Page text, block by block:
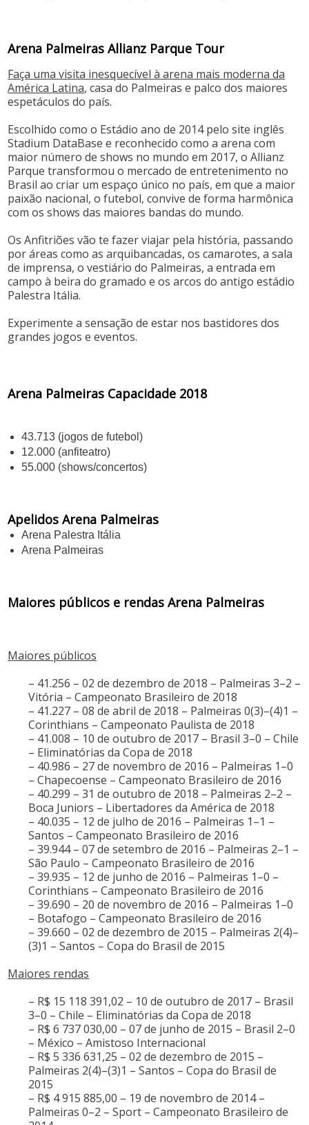
Arena Palmeiras Allianz Parque Tour
Faça uma visita inesquecível à arena mais moderna da
América Latina, casa do Palmeiras e palco dos maiores
espetáculos do país.
Escolhido como o Estádio ano de 2014 pelo site inglês
Stadium DataBase e reconhecido como a arena com
maior número de shows no mundo em 2017, o Allianz
Parque transformou o mercado de entretenimento no
Brasil ao criar um espaço único no país, em que a maior
paixão nacional, o futebol, convive de forma harmônica
com os shows das maiores bandas do mundo.
Os Anfitriões vão te fazer viajar pela história, passando
por áreas como as arquibancadas, os camarotes, a sala
de imprensa, o vestiário do Palmeiras, a entrada em
campo à beira do gramado e os arcos do antigo estádio
Palestra Itália.
Experimente a sensação de estar nos bastidores dos
grandes jogos e eventos.
Arena Palmeiras Capacidade 2018
43.713 (jogos de futebol)
12.000 (anfiteatro)
55.000 (shows/concertos)
Apelidos Arena Palmeiras
Arena Palestra Itália
Arena Palmeiras
Maiores públicos e rendas Arena Palmeiras
Maiores públicos
– 41.256 – 02 de dezembro de 2018 – Palmeiras 3–2 –
Vitória – Campeonato Brasileiro de 2018
– 41.227 – 08 de abril de 2018 – Palmeiras 0(3)–(4)1 –
Corinthians – Campeonato Paulista de 2018
– 41.008 – 10 de outubro de 2017 – Brasil 3–0 – Chile
– Eliminatórias da Copa de 2018
– 40.986 – 27 de novembro de 2016 – Palmeiras 1–0
– Chapecoense – Campeonato Brasileiro de 2016
– 40.299 – 31 de outubro de 2018 – Palmeiras 2–2 –
Boca Juniors – Libertadores da América de 2018
– 40.035 – 12 de julho de 2016 – Palmeiras 1–1 –
Santos – Campeonato Brasileiro de 2016
– 39.944 – 07 de setembro de 2016 – Palmeiras 2–1 –
São Paulo – Campeonato Brasileiro de 2016
– 39.935 – 12 de junho de 2016 – Palmeiras 1–0 –
Corinthians – Campeonato Brasileiro de 2016
– 39.690 – 20 de novembro de 2016 – Palmeiras 1–0
– Botafogo – Campeonato Brasileiro de 2016
– 39.660 – 02 de dezembro de 2015 – Palmeiras 2(4)–
(3)1 – Santos – Copa do Brasil de 2015
Maiores rendas
– R$ 15 118 391,02 – 10 de outubro de 2017 – Brasil
3–0 – Chile – Eliminatórias da Copa de 2018
– R$ 6 737 030,00 – 07 de junho de 2015 – Brasil 2–0
– México – Amistoso Internacional
– R$ 5 336 631,25 – 02 de dezembro de 2015 –
Palmeiras 2(4)–(3)1 – Santos – Copa do Brasil de
2015
– R$ 4 915 885,00 – 19 de novembro de 2014 –
Palmeiras 0–2 – Sport – Campeonato Brasileiro de